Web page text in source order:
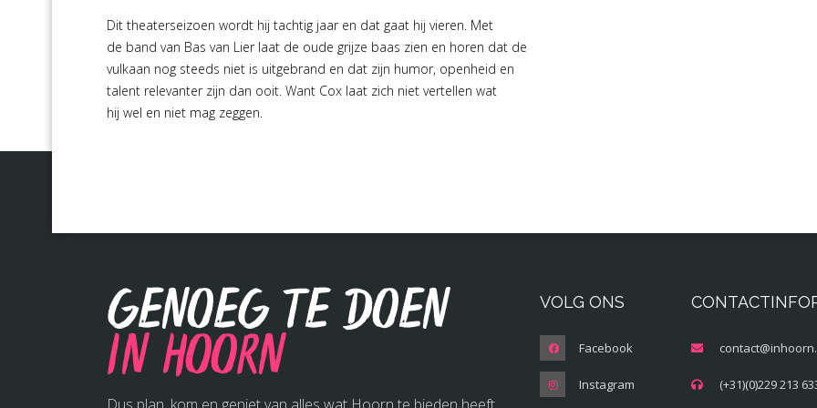
Dit theaterseizoen wordt hij tachtig jaar en dat gaat hij vieren. Met
de band van Bas van Lier laat de oude grijze baas zien en horen dat de
vulkaan nog steeds niet is uitgebrand en dat zijn humor, openheid en
talent relevanter zijn dan ooit. Want Cox laat zich niet vertellen wat
hij wel en niet mag zeggen.
Genoeg te doen
in Hoorn
VOLG ONS
Facebook
Instagram (+31)(0)229 213